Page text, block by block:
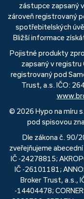
zástupce zapsaný
zároveň registrovaný
spotřebitelských
Bližší informace
Pojistné produkty
zapsaný v registru
registrovaný pod
Trust, a.s. IČO:
© 2026 Hypo na míru
pod spisovou
Dle zákona č. 90/
zveřejňujeme
IČ -24278815;
IČ -26101181;
Broker Trust, a.s.,
-14404478;